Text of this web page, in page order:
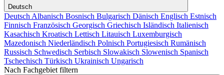
Deutsch
Deutsch Albanisch Bosnisch Bulgarisch Dänisch Englisch Estnisch
Finnisch Französisch Georgisch Griechisch Isländisch Italienisch
Kasachisch Kroatisch Lettisch Litauisch Luxemburgisch
Mazedonisch Niederländisch Polnisch Portugiesisch Rumänisch
Russisch Schwedisch Serbisch Slowakisch Slowenisch Spanisch
Tschechisch Türkisch Ukrainisch Ungarisch
Nach Fachgebiet filtern